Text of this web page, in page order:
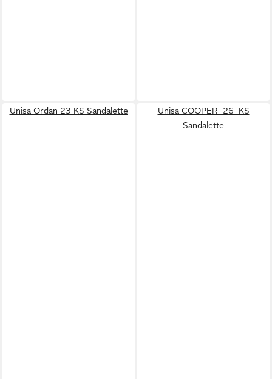
Unisa Ordan 23 KS Sandalette
Unisa COOPER_26_KS
Sandalette